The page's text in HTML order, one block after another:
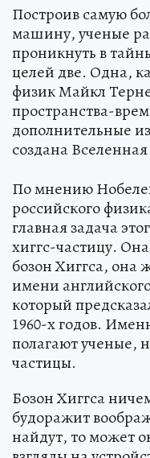
Построив самую
машину, ученые
проникнуть в
целей две. Одна,
физик Майкл
пространства-
дополнительные
создана
По мнению
российского
главная задача
хиггс-частицу.
бозон Хиггса, она
имени
который
1960-х годов.
полагают ученые,
частицы.
Бозон Хиггса
будоражит
найдут, то может